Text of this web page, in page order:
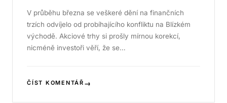
V průběhu března se veškeré dění na finančních
trzích odvíjelo od probíhajícího konfliktu na Blízkém
východě. Akciové trhy si prošly mírnou korekcí,
nicméně investoři věří, že se…
ČÍST KOMENTÁŘ →